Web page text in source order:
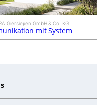
Giersiepen GmbH & Co. KG
mit System.